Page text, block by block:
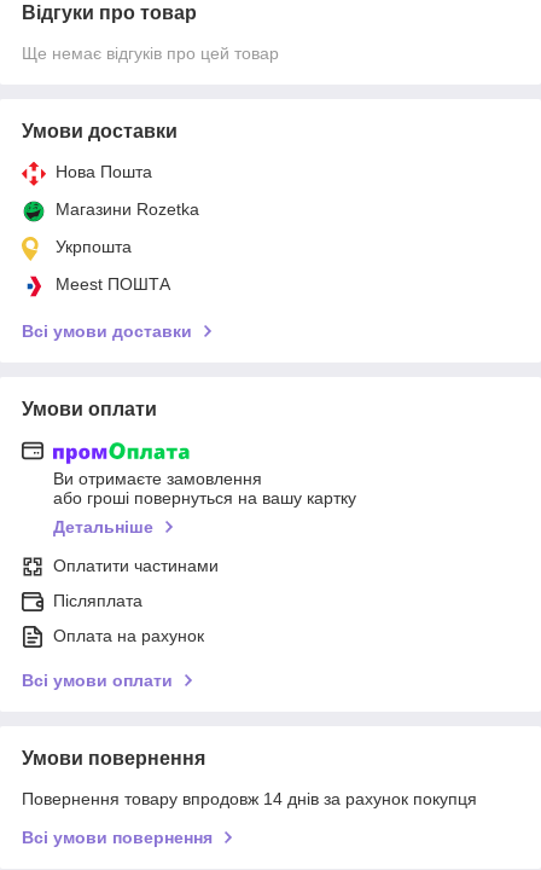
Відгуки про товар
Ще немає відгуків про цей товар
Умови доставки
Нова Пошта
Магазини Rozetka
Укрпошта
Meest ПОШТА
Всі умови доставки
Умови оплати
Ви отримаєте замовлення
або гроші повернуться на вашу картку
Детальніше
Оплатити частинами
Післяплата
Оплата на рахунок
Всі умови оплати
Умови повернення
Повернення товару впродовж 14 днів за рахунок покупця
Всі умови повернення